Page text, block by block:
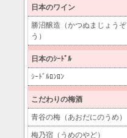
日本のワイン
勝沼醸造（かつぬまじょうぞ
う）
日本のｼｰﾄﾞﾙ
ｼｰﾄﾞﾙﾛﾝﾛﾝ
こだわりの梅酒
青谷の梅（あおだにのうめ）
梅乃宿（うめのやど）